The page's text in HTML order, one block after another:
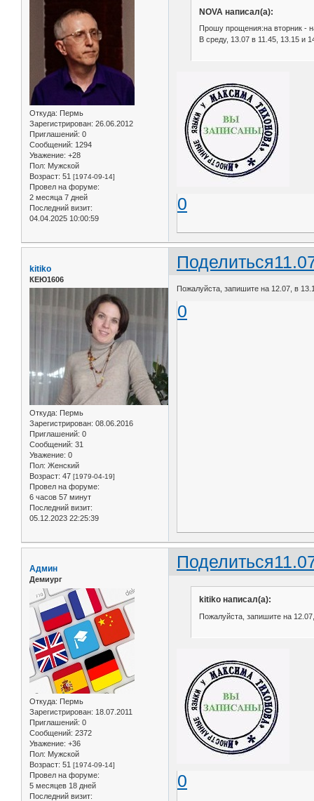
Откуда: Пермь
Зарегистрирован: 26.06.2012
Приглашений: 0
Сообщений: 1294
Уважение: +28
Пол: Мужской
Возраст: 51 [1974-09-14]
Провел на форуме:
2 месяца 7 дней
Последний визит:
04.04.2025 10:00:59
NOVA написал(а):
Прошу прощения:на вторник -
В среду, 13.07 в 11.45, 13.15 и
0
Поделиться
kitiko
КЕЮ1606
Откуда: Пермь
Зарегистрирован: 08.06.2016
Приглашений: 0
Сообщений: 31
Уважение: 0
Пол: Женский
Возраст: 47 [1979-04-19]
Провел на форуме:
6 часов 57 минут
Последний визит:
05.12.2023 22:25:39
Пожалуйста, запишите на 12.07, в
0
Поделиться
Админ
Демиург
Откуда: Пермь
Зарегистрирован: 18.07.2011
Приглашений: 0
Сообщений: 2372
Уважение: +36
Пол: Мужской
Возраст: 51 [1974-09-14]
Провел на форуме:
5 месяцев 18 дней
Последний визит:
kitiko написал(а):
Пожалуйста, запишите на
0